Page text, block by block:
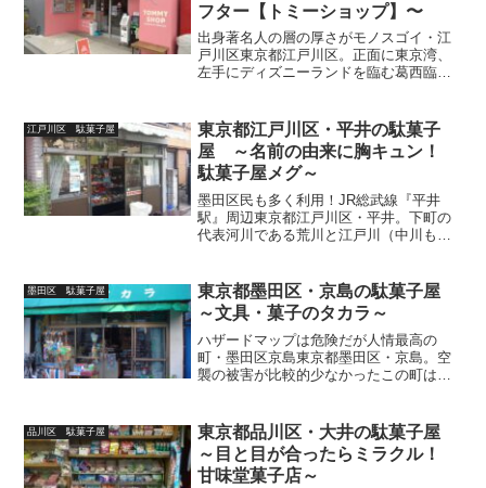
フター【トミーショップ】〜
出身著名人の層の厚さがモノスゴイ・江
戸川区東京都江戸川区。正面に東京湾、
左手にディズニーランドを臨む葛西臨海
【水鳥の生息地として国際的に重要な湿
地】であるラムサール条約に...
江戸川区 駄菓子屋
東京都江戸川区・平井の駄菓子
屋 ～名前の由来に胸キュン！
駄菓子屋メグ～
墨田区民も多く利用！JR総武線『平井
駅』周辺東京都江戸川区・平井。下町の
代表河川である荒川と江戸川（中川も流
て、「平井大橋よろしく！」荒川を渡っ
た先（外側）にある・・・...
墨田区 駄菓子屋
東京都墨田区・京島の駄菓子屋
～文具・菓子のタカラ～
ハザードマップは危険だが人情最高の
町・墨田区京島東京都墨田区・京島。空
襲の被害が比較的少なかったこの町は、
時に大規模災害時の２次被害が懸念され
ている地域でもあります。（...
品川区 駄菓子屋
東京都品川区・大井の駄菓子屋
～目と目が合ったらミラクル！
甘味堂菓子店～